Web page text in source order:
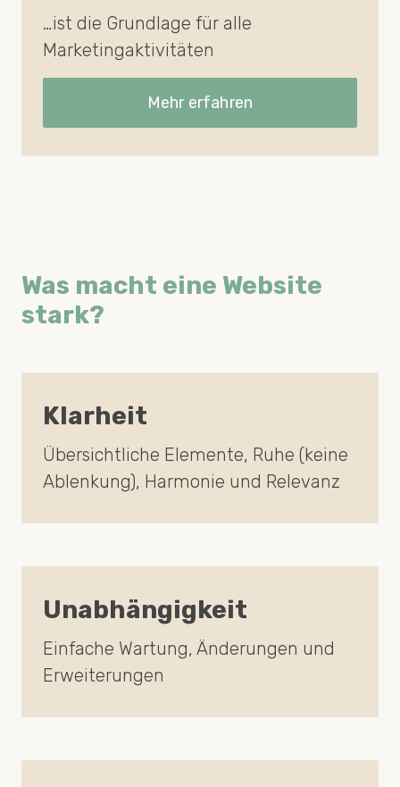
…ist die Grundlage für alle
Marketingaktivitäten
Mehr erfahren
Was macht eine Website
stark?
Klarheit
Übersichtliche Elemente, Ruhe (keine
Ablenkung), Harmonie und Relevanz
Unabhängigkeit
Einfache Wartung, Änderungen und
Erweiterungen